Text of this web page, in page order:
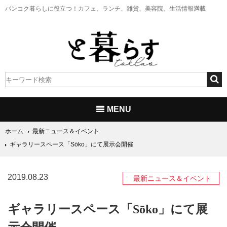
バンコク暮らしに役立つ！ カフェ、ランチ、雑貨、美容院、生活情報満載
MENU
ホーム
最新ニュース＆イベント
ギャラリースペース「Sōko」にて展示会開催
2019.08.23 最新ニュース＆イベント
ギャラリースペース「Sōko」にて展